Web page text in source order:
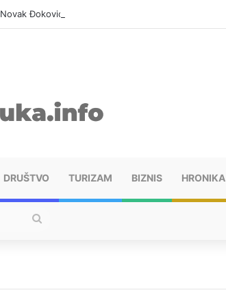
Novak Đoković otvorio dušu: “Taj poraz me uništio”
DRUŠTVO TURIZAM BIZNIS HRONIKA